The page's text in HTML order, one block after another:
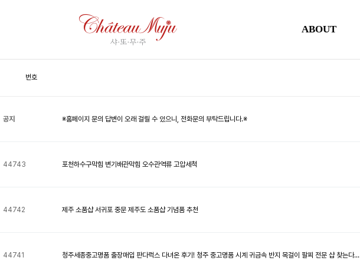
ABOUT
번호
공지 ※홈페이지 문의 답변이 오래 걸릴 수 있으니, 전화문의 부탁드립니다.※
44743 포천하수구막힘 변기배관막힘 오수관역류 고압세척
44742 제주 소품샵 서귀포 중문 제주도 소품샵 기념품 추천
44741 청주세종중고명품 출장매입 판다럭스 다녀온 후기! 청주 중고명품 시계 귀금속 반지 목걸이 팔찌 전문 샵 찾는다…